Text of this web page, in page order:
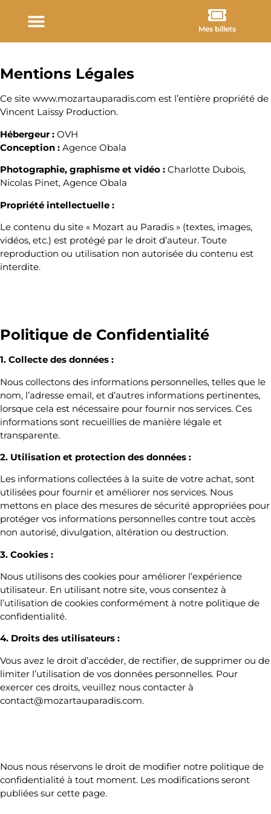
Mes billets
Mentions Légales
Ce site www.mozartauparadis.com est l’entière propriété de
Vincent Laissy Production.
Hébergeur : OVH
Conception : Agence Obala
Photographie, graphisme et vidéo : Charlotte Dubois,
Nicolas Pinet, Agence Obala
Propriété intellectuelle :
Le contenu du site « Mozart au Paradis » (textes, images,
vidéos, etc.) est protégé par le droit d’auteur. Toute
reproduction ou utilisation non autorisée du contenu est
interdite.
Politique de Confidentialité
1. Collecte des données :
Nous collectons des informations personnelles, telles que le
nom, l’adresse email, et d’autres informations pertinentes,
lorsque cela est nécessaire pour fournir nos services. Ces
informations sont recueillies de manière légale et
transparente.
2. Utilisation et protection des données :
Les informations collectées à la suite de votre achat, sont
utilisées pour fournir et améliorer nos services. Nous
mettons en place des mesures de sécurité appropriées pour
protéger vos informations personnelles contre tout accès
non autorisé, divulgation, altération ou destruction.
3. Cookies :
Nous utilisons des cookies pour améliorer l’expérience
utilisateur. En utilisant notre site, vous consentez à
l’utilisation de cookies conformément à notre politique de
confidentialité.
4. Droits des utilisateurs :
Vous avez le droit d’accéder, de rectifier, de supprimer ou de
limiter l’utilisation de vos données personnelles. Pour
exercer ces droits, veuillez nous contacter à
contact@mozartauparadis.com.
Nous nous réservons le droit de modifier notre politique de
confidentialité à tout moment. Les modifications seront
publiées sur cette page.